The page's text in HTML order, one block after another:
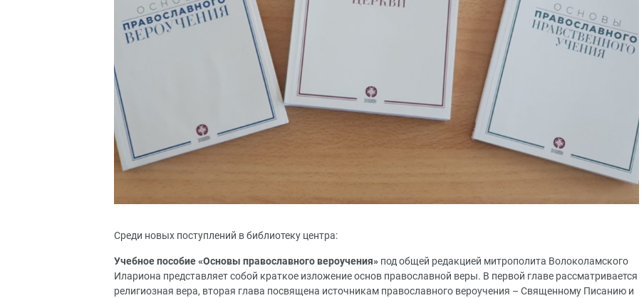
Среди новых поступлений в библиотеку центра:
Учебное пособие «Основы православного вероучения» под общей редакцией митрополита Волоколамского
Илариона представляет собой краткое изложение основ православной веры. В первой главе рассматривается
религиозная вера, вторая глава посвящена источникам православного вероучения – Священному Писанию и